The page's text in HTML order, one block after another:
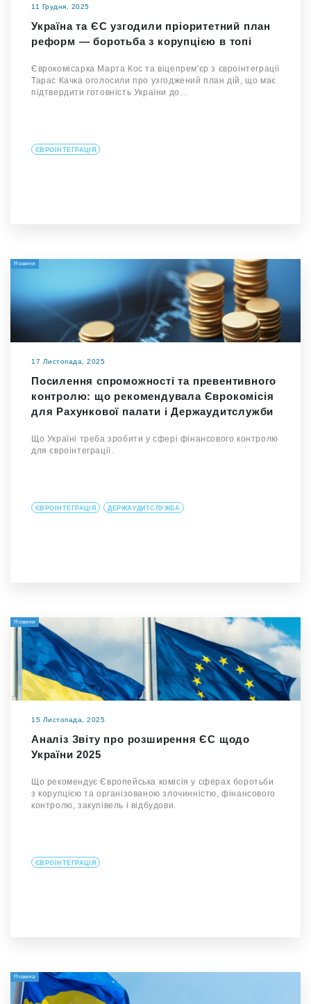
11 Грудня, 2025
Україна та ЄС узгодили пріоритетний план
реформ — боротьба з корупцією в топі
Єврокомісарка Марта Кос та віцепрем'єр з євроінтеграції
Тарас Качка оголосили про узгоджений план дій, що має
підтвердити готовність України до…
ЄВРОІНТЕГРАЦІЯ
Новини
17 Листопада, 2025
Посилення спроможності та превентивного
контролю: що рекомендувала Єврокомісія
для Рахункової палати і Держаудитслужби
Що Україні треба зробити у сфері фінансового контролю
для євроінтеграції.
ЄВРОІНТЕГРАЦІЯ ДЕРЖАУДИТСЛУЖБА
Новини
15 Листопада, 2025
Аналіз Звіту про розширення ЄС щодо
України 2025
Що рекомендує Європейська комісія у сферах боротьби
з корупцією та організованою злочинністю, фінансового
контролю, закупівель і відбудови.
ЄВРОІНТЕГРАЦІЯ
Новина